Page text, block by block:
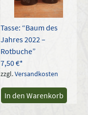
Tasse: “Baum des
Jahres 2022 –
Rotbuche”
7,50€
zzgl.Versandkosten
In den Warenkorb